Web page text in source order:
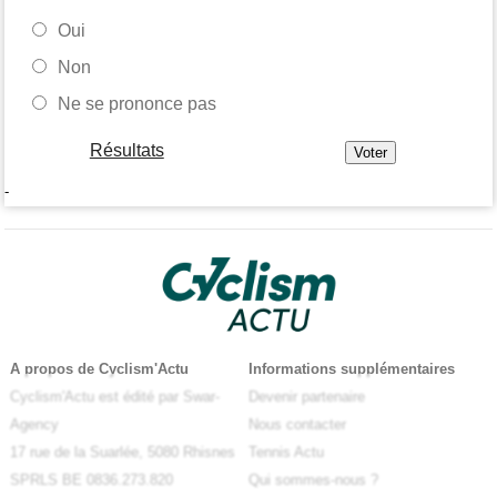
Oui
Non
Ne se prononce pas
Résultats
-
A propos de Cyclism'Actu
Cyclism'Actu est édité par Swar-
Agency
17 rue de la Suarlée, 5080 Rhisnes
SPRLS BE 0836.273.820
Informations supplémentaires
Devenir partenaire
Nous contacter
Tennis Actu
Qui sommes-nous ?